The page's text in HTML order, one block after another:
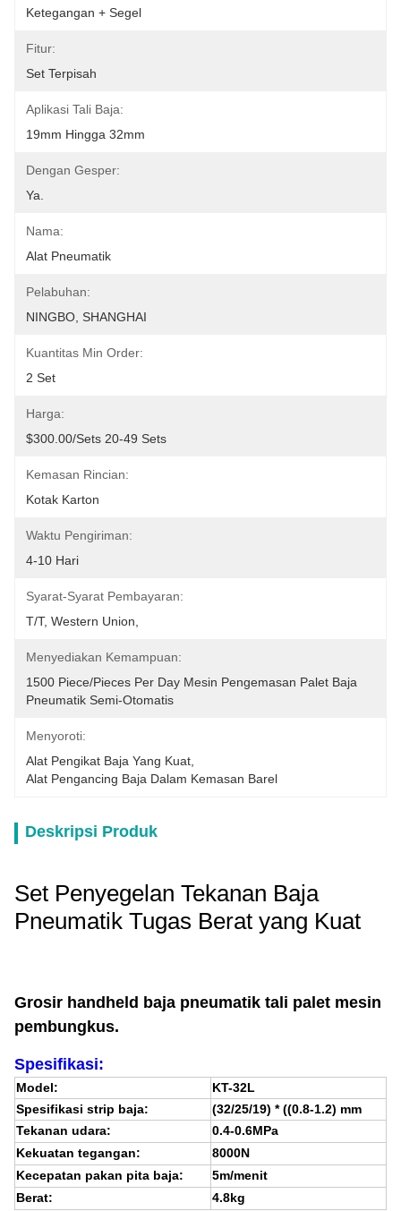
Ketegangan + Segel
Fitur:
Set Terpisah
Aplikasi Tali Baja:
19mm Hingga 32mm
Dengan Gesper:
Ya.
Nama:
Alat Pneumatik
Pelabuhan:
NINGBO, SHANGHAI
Kuantitas Min Order:
2 Set
Harga:
$300.00/sets 20-49 Sets
Kemasan Rincian:
Kotak Karton
Waktu Pengiriman:
4-10 Hari
Syarat-Syarat Pembayaran:
T/T, Western Union,
Menyediakan Kemampuan:
1500 Piece/Pieces Per Day Mesin Pengemasan Palet Baja
Pneumatik Semi-Otomatis
Menyoroti:
Alat Pengikat Baja Yang Kuat
Alat Pengancing Baja Dalam Kemasan Barel
Deskripsi Produk
Set Penyegelan Tekanan Baja
Pneumatik Tugas Berat yang Kuat
Grosir handheld baja pneumatik tali palet mesin
pembungkus.
Spesifikasi:
Model:
KT-32L
Spesifikasi strip baja:
(32/25/19) * ((0.8-1.2) mm
Tekanan udara:
0.4-0.6MPa
Kekuatan tegangan:
8000N
Kecepatan pakan pita baja:
5m/menit
Berat:
4.8kg